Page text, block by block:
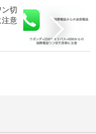
切
注意